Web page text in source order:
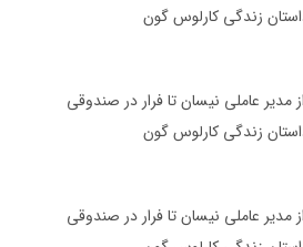
زندگی کارلوس گون
از مدیر عاملی نیسان تا فرار در صندوقی
زندگی کارلوس گون
از مدیر عاملی نیسان تا فرار در صندوقی